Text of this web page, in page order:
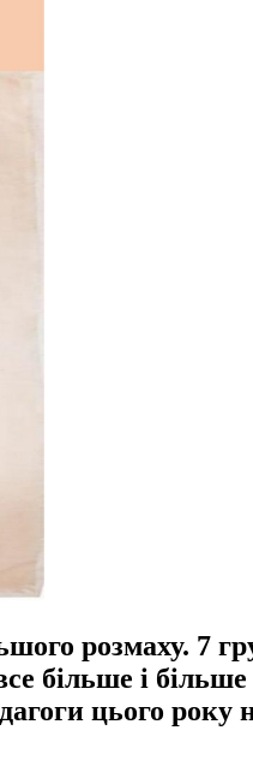
розмаху. 7
більше і
цього року